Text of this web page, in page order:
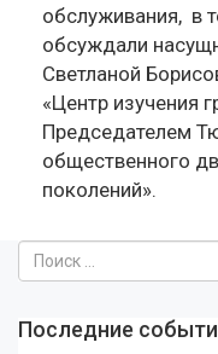
обслуживания, в
обсуждали
Светланой
«Центр изучения
Председателем
общественного
поколений».
Последние